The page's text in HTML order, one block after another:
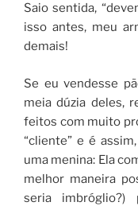
Saio sentida,
isso antes, meu
demais!
Se eu vendesse
meia dúzia deles,
feitos com muito
“cliente” e é
uma menina: Ela
melhor maneira
seria